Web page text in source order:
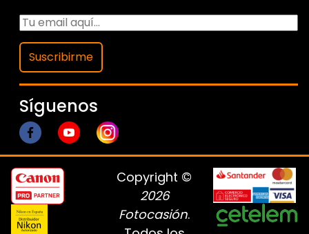
Suscribirme
Síguenos
Copyright ©
2026
Fotocasión.